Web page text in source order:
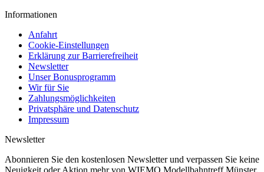
Informationen
Anfahrt
Cookie-Einstellungen
Erklärung zur Barrierefreiheit
Newsletter
Unser Bonusprogramm
Wir für Sie
Zahlungsmöglichkeiten
Privatsphäre und Datenschutz
Impressum
Newsletter
Abonnieren Sie den kostenlosen Newsletter und verpassen Sie keine
Neuigkeit oder Aktion mehr von WIEMO Modellbahntreff Münster.